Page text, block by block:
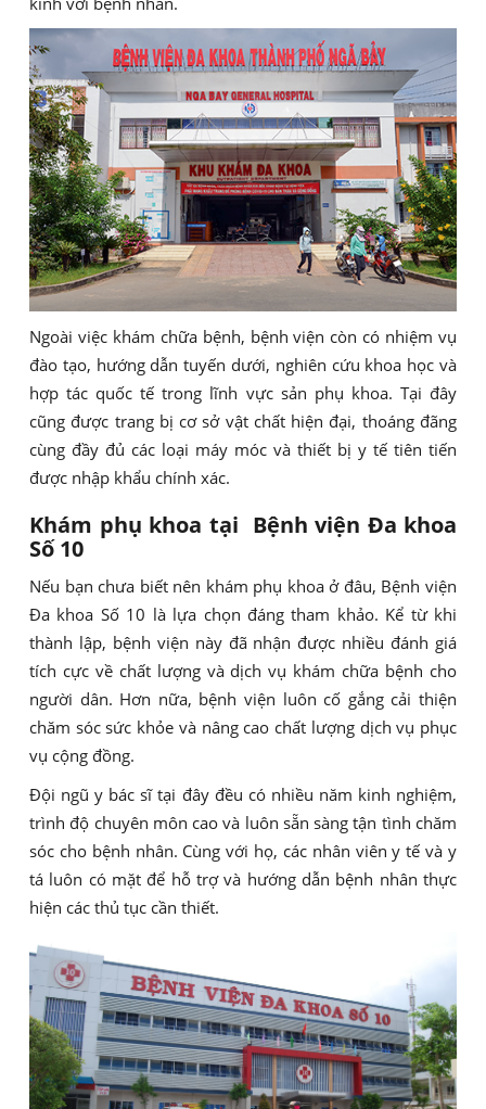
Ngoài việc khám chữa bệnh, bệnh viện còn có nhiệm vụ
đào tạo, hướng dẫn tuyến dưới, nghiên cứu khoa học và
hợp tác quốc tế trong lĩnh vực sản phụ khoa. Tại đây
cũng được trang bị cơ sở vật chất hiện đại, thoáng đãng
cùng đầy đủ các loại máy móc và thiết bị y tế tiên tiến
được nhập khẩu chính xác.
Khám phụ khoa tại Bệnh viện Đa khoa
Số 10
Nếu bạn chưa biết nên khám phụ khoa ở đâu, Bệnh viện
Đa khoa Số 10 là lựa chọn đáng tham khảo. Kể từ khi
thành lập, bệnh viện này đã nhận được nhiều đánh giá
tích cực về chất lượng và dịch vụ khám chữa bệnh cho
người dân. Hơn nữa, bệnh viện luôn cố gắng cải thiện
chăm sóc sức khỏe và nâng cao chất lượng dịch vụ phục
vụ cộng đồng.
Đội ngũ y bác sĩ tại đây đều có nhiều năm kinh nghiệm,
trình độ chuyên môn cao và luôn sẵn sàng tận tình chăm
sóc cho bệnh nhân. Cùng với họ, các nhân viên y tế và y
tá luôn có mặt để hỗ trợ và hướng dẫn bệnh nhân thực
hiện các thủ tục cần thiết.